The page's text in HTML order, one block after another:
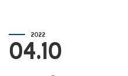
2022
04.10